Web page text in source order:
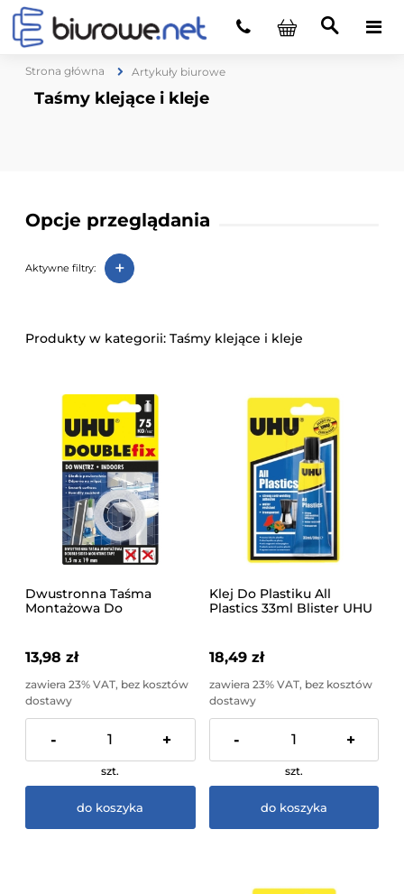
Strona główna Artykuły biurowe
Taśmy klejące i kleje
Opcje przeglądania
Aktywne filtry: +
Taśmy klejące i kleje
Dwustronna Taśma
Montażowa Do
44855UHU
13,98 zł
zawiera 23% VAT, bez kosztów
dostawy
- +
szt.
do koszyka
Klej Do Plastiku All
Plastics 33ml Blister UHU
18,49 zł
zawiera 23% VAT, bez kosztów
dostawy
- +
szt.
do koszyka